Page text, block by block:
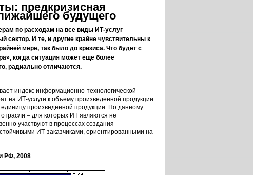
предкризисная
будущего
по расходам на все виды ИТ-услуг
сектор. И те, и другие крайне чувствительны к
мере, так было до кризиса. Что будет с
когда ситуация может ещё более
радиально отличаются.
индекс информационно-технологической
на ИТ-услуги к объему произведенной продукции
единицу произведенной продукции. По данному
– для которых ИТ являются не
участвуют в процессах создания
ИТ-заказчиками, ориентированными на
РФ, 2008